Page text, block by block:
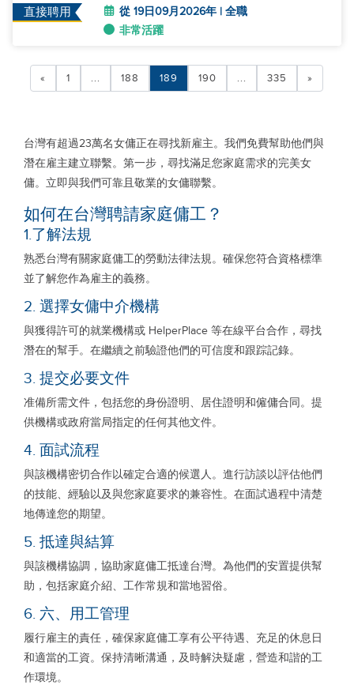
直接聘用
從 19日09月2026年 | 全職
非常活躍
« 1 ... 188 189 190 ... 335 »
台灣有超過23萬名女傭正在尋找新雇主。我們免費幫助他們與
潛在雇主建立聯繫。第一步，尋找滿足您家庭需求的完美女
傭。立即與我們可靠且敬業的女傭聯繫。
如何在台灣聘請家庭傭工？
1.了解法規
熟悉台灣有關家庭傭工的勞動法律法規。確保您符合資格標準
並了解您作為雇主的義務。
2. 選擇女傭中介機構
與獲得許可的就業機構或 HelperPlace 等在線平台合作，尋找
潛在的幫手。在繼續之前驗證他們的可信度和跟踪記錄。
3. 提交必要文件
准備所需文件，包括您的身份證明、居住證明和僱傭合同。提
供機構或政府當局指定的任何其他文件。
4. 面試流程
與該機構密切合作以確定合適的候選人。進行訪談以評估他們
的技能、經驗以及與您家庭要求的兼容性。在面試過程中清楚
地傳達您的期望。
5. 抵達與結算
與該機構協調，協助家庭傭工抵達台灣。為他們的安置提供幫
助，包括家庭介紹、工作常規和當地習俗。
6. 六、用工管理
履行雇主的責任，確保家庭傭工享有公平待遇、充足的休息日
和適當的工資。保持清晰溝通，及時解決疑慮，營造和諧的工
作環境。